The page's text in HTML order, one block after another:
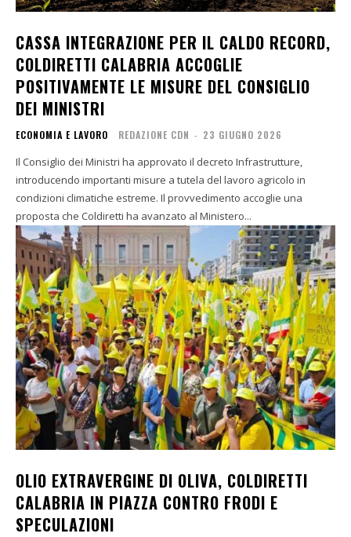
CASSA INTEGRAZIONE PER IL CALDO RECORD,
COLDIRETTI CALABRIA ACCOGLIE
POSITIVAMENTE LE MISURE DEL CONSIGLIO
DEI MINISTRI
ECONOMIA E LAVORO REDAZIONE CDN - 23 GIUGNO 2026
Il Consiglio dei Ministri ha approvato il decreto Infrastrutture,
introducendo importanti misure a tutela del lavoro agricolo in
condizioni climatiche estreme. Il provvedimento accoglie una
proposta che Coldiretti ha avanzato al Ministero...
OLIO EXTRAVERGINE DI OLIVA, COLDIRETTI
CALABRIA IN PIAZZA CONTRO FRODI E
SPECULAZIONI